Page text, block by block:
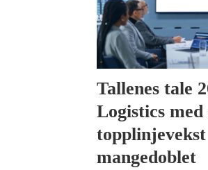
Tallenes tale
Logistics
mangedoblet